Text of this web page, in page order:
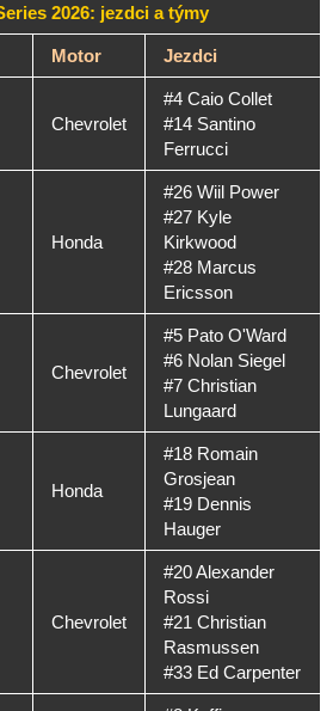
2026: jezdci a týmy
Motor Jezdci
Chevrolet
#4 Caio Collet
#14 Santino
Ferrucci
Honda
#26 Wiil Power
#27 Kyle
Kirkwood
#28 Marcus
Ericsson
Chevrolet
#5 Pato O'Ward
#6 Nolan Siegel
#7 Christian
Lungaard
Honda
#18 Romain
Grosjean
#19 Dennis
Hauger
Chevrolet
#20 Alexander
Rossi
#21 Christian
Rasmussen
#33 Ed Carpenter